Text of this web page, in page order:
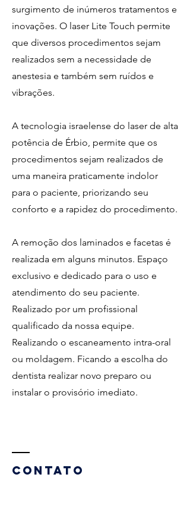
surgimento de inúmeros tratamentos e
inovações. O laser Lite Touch permite
que diversos procedimentos sejam
realizados sem a necessidade de
anestesia e também sem ruídos e
vibrações.
A tecnologia israelense do laser de alta
potência de Érbio, permite que os
procedimentos sejam realizados de
uma maneira praticamente indolor
para o paciente, priorizando seu
conforto e a rapidez do procedimento.
A remoção dos laminados e facetas é
realizada em alguns minutos. Espaço
exclusivo e dedicado para o uso e
atendimento do seu paciente.
Realizado por um profissional
qualificado da nossa equipe.
Realizando o escaneamento intra-oral
ou moldagem. Ficando a escolha do
dentista realizar novo preparo ou
instalar o provisório imediato.
CONTATO